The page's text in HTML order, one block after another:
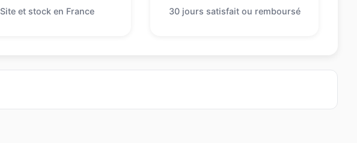
Site et stock en France 30 jours satisfait ou remboursé